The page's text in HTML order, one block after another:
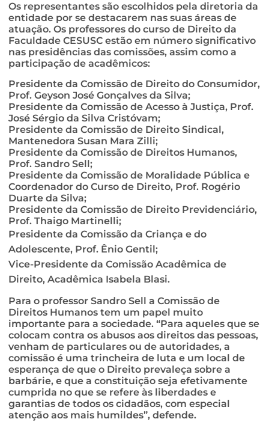
Os representantes são escolhidos pela diretoria da
entidade por se destacarem nas suas áreas de
atuação. Os professores do curso de Direito da
Faculdade CESUSC estão em número significativo
nas presidências das comissões, assim como a
participação de acadêmicos:
Presidente da Comissão de Direito do Consumidor,
Prof. Geyson José Gonçalves da Silva;
Presidente da Comissão de Acesso à Justiça, Prof.
José Sérgio da Silva Cristóvam;
Presidente da Comissão de Direito Sindical,
Mantenedora Susan Mara Zilli;
Presidente da Comissão de Direitos Humanos,
Prof. Sandro Sell;
Presidente da Comissão de Moralidade Pública e
Coordenador do Curso de Direito, Prof. Rogério
Duarte da Silva;
Presidente da Comissão de Direito Previdenciário,
Prof. Thaigo Martinelli;
Presidente da Comissão da Criança e do
Adolescente, Prof. Ênio Gentil;
Vice-Presidente da Comissão Acadêmica de
Direito, Acadêmica Isabela Blasi.
Para o professor Sandro Sell a Comissão de
Direitos Humanos tem um papel muito
importante para a sociedade. “Para aqueles que se
colocam contra os abusos aos direitos das pessoas,
venham de particulares ou de autoridades, a
comissão é uma trincheira de luta e um local de
esperança de que o Direito prevaleça sobre a
barbárie, e que a constituição seja efetivamente
cumprida no que se refere às liberdades e
garantias de todos os cidadãos, com especial
atenção aos mais humildes”, defende.